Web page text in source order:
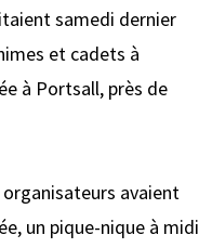
samedi dernier
et cadets à
à Portsall, près de
avaient
un pique-nique à midi